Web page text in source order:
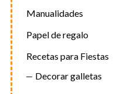
Manualidades
Papel de regalo
Recetas para Fiestas
Decorar galletas